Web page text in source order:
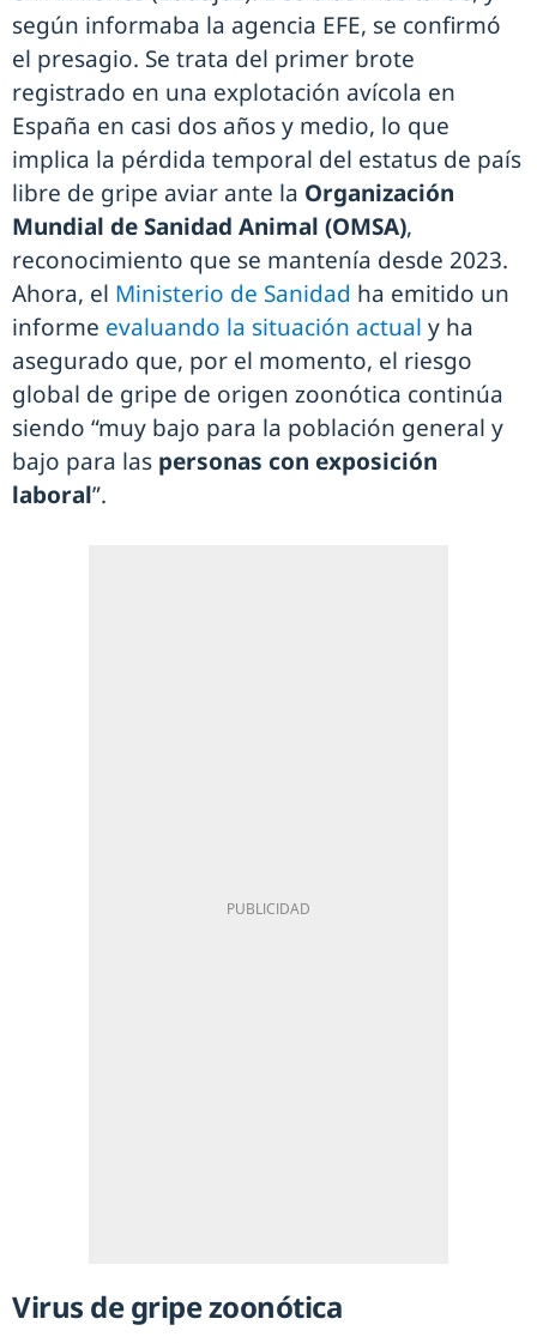
según informaba la agencia EFE, se confirmó
el presagio. Se trata del primer brote
registrado en una explotación avícola en
España en casi dos años y medio, lo que
implica la pérdida temporal del estatus de país
libre de gripe aviar ante la Organización
Mundial de Sanidad Animal (OMSA),
reconocimiento que se mantenía desde 2023.
Ahora, el Ministerio de Sanidad ha emitido un
informe evaluando la situación actual y ha
asegurado que, por el momento, el riesgo
global de gripe de origen zoonótica continúa
siendo “muy bajo para la población general y
bajo para las personas con exposición
laboral”.
Virus de gripe zoonótica